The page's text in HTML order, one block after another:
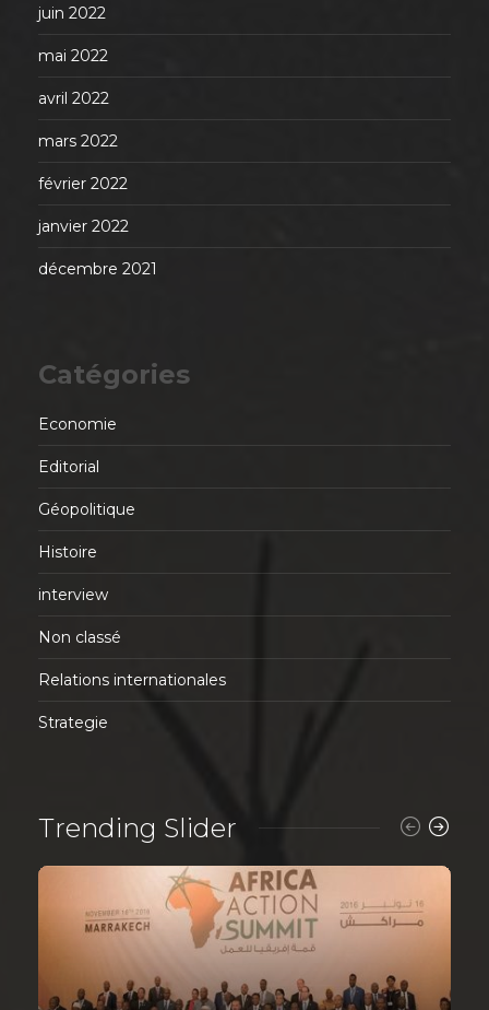
juin 2022
mai 2022
avril 2022
mars 2022
février 2022
janvier 2022
décembre 2021
Catégories
Economie
Editorial
Géopolitique
Histoire
interview
Non classé
Relations internationales
Strategie
Trending Slider